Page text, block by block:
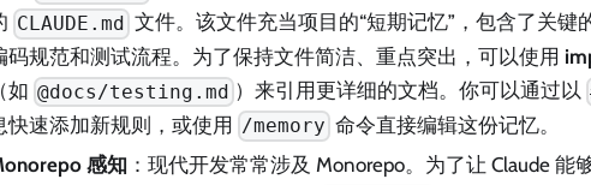
CLAUDE.md 文件。该文件充当项目的“短期记忆”，包含了关键
码规范和测试流程。为了保持文件简洁、重点突出，可以使用
如 @docs/testing.md ）来引用更详细的文档。你可以通过以
快速添加新规则，或使用 /memory 命令直接编辑这份记忆。
感知 ：现代开发常常涉及 Monorepo。为了让 Claude 能